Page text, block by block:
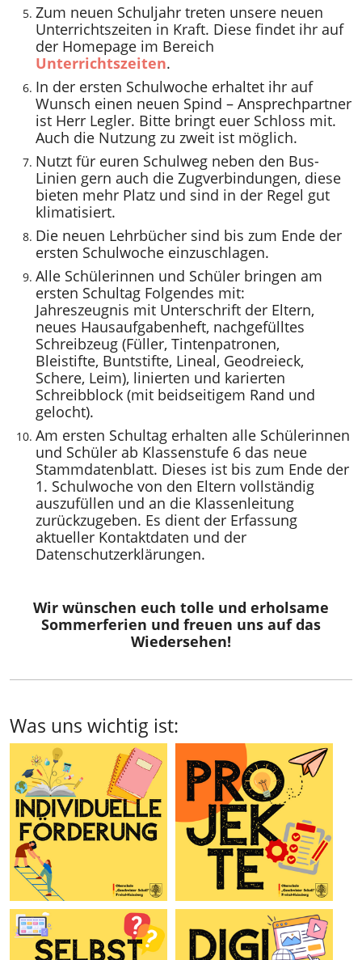
Zum neuen Schuljahr treten unsere neuen
Unterrichtszeiten in Kraft. Diese findet ihr auf
der Homepage im Bereich
Unterrichtszeiten.
In der ersten Schulwoche erhaltet ihr auf
Wunsch einen neuen Spind – Ansprechpartner
ist Herr Legler. Bitte bringt euer Schloss mit.
Auch die Nutzung zu zweit ist möglich.
Nutzt für euren Schulweg neben den Bus-
Linien gern auch die Zugverbindungen, diese
bieten mehr Platz und sind in der Regel gut
klimatisiert.
Die neuen Lehrbücher sind bis zum Ende der
ersten Schulwoche einzuschlagen.
Alle Schülerinnen und Schüler bringen am
ersten Schultag Folgendes mit:
Jahreszeugnis mit Unterschrift der Eltern,
neues Hausaufgabenheft, nachgefülltes
Schreibzeug (Füller, Tintenpatronen,
Bleistifte, Buntstifte, Lineal, Geodreieck,
Schere, Leim), linierten und karierten
Schreibblock (mit beidseitigem Rand und
gelocht).
Am ersten Schultag erhalten alle Schülerinnen
und Schüler ab Klassenstufe 6 das neue
Stammdatenblatt. Dieses ist bis zum Ende der
1. Schulwoche von den Eltern vollständig
auszufüllen und an die Klassenleitung
zurückzugeben. Es dient der Erfassung
aktueller Kontaktdaten und der
Datenschutzerklärungen.
Wir wünschen euch tolle und erholsame
Sommerferien und freuen uns auf das
Wiedersehen!
Was uns wichtig ist: